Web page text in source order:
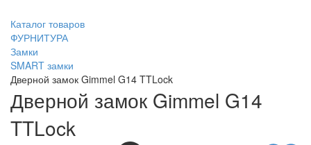
Каталог товаров
ФУРНИТУРА
Замки
SMART замки
Дверной замок Gimmel G14 TTLock
Дверной замок Gimmel G14
TTLock